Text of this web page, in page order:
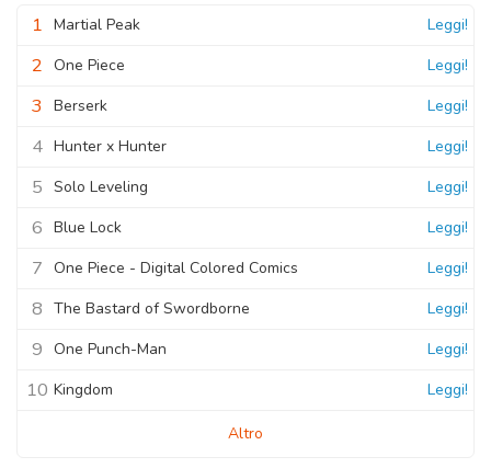
1 Martial Peak Leggi!
2 One Piece Leggi!
3 Berserk Leggi!
4 Hunter x Hunter Leggi!
5 Solo Leveling Leggi!
6 Blue Lock Leggi!
7 One Piece - Digital Colored Comics Leggi!
8 The Bastard of Swordborne Leggi!
9 One Punch-Man Leggi!
10 Kingdom Leggi!
Altro